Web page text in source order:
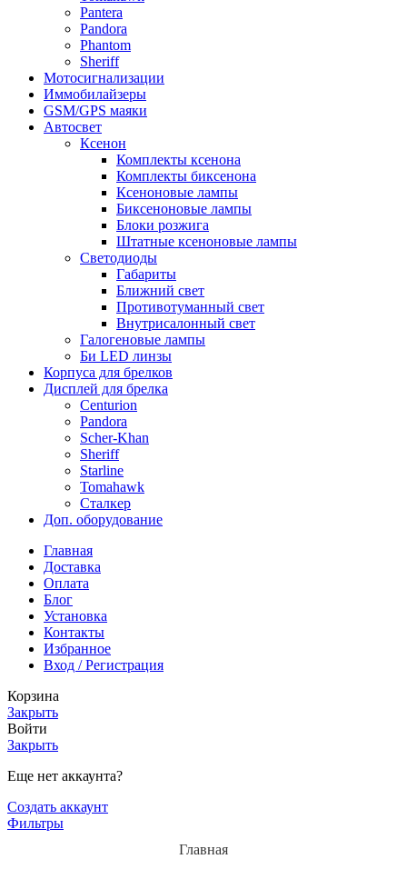
Pantera
Pandora
Phantom
Sheriff
Мотосигнализации
Иммобилайзеры
GSM/GPS маяки
Автосвет
Ксенон
Комплекты ксенона
Комплекты биксенона
Ксеноновые лампы
Биксеноновые лампы
Блоки розжига
Штатные ксеноновые лампы
Светодиоды
Габариты
Ближний свет
Противотуманный свет
Внутрисалонный свет
Галогеновые лампы
Би LED линзы
Корпуса для брелков
Дисплей для брелка
Centurion
Pandora
Scher-Khan
Sheriff
Starline
Tomahawk
Сталкер
Доп. оборудование
Главная
Доставка
Оплата
Блог
Установка
Контакты
Избранное
Вход / Регистрация
Корзина
Закрыть
Войти
Закрыть
Еще нет аккаунта?
Создать аккаунт
Фильтры
Главная